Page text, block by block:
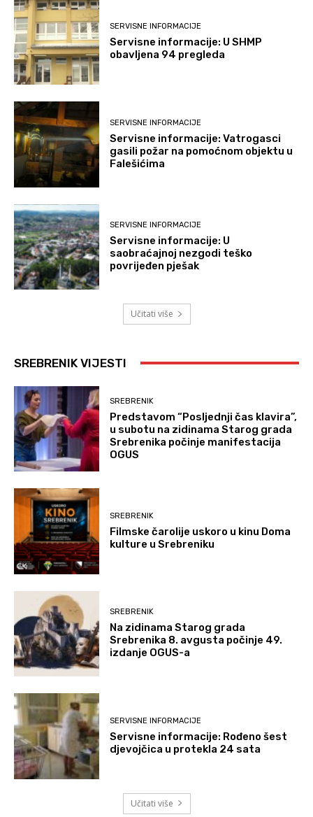
SERVISNE INFORMACIJE
Servisne informacije: U SHMP
obavljena 94 pregleda
SERVISNE INFORMACIJE
Servisne informacije: Vatrogasci
gasili požar na pomoćnom objektu u
Falešićima
SERVISNE INFORMACIJE
Servisne informacije: U
saobraćajnoj nezgodi teško
povrijeđen pješak
Učitati više
SREBRENIK VIJESTI
SREBRENIK
Predstavom “Posljednji čas klavira”,
u subotu na zidinama Starog grada
Srebrenika počinje manifestacija
OGUS
SREBRENIK
Filmske čarolije uskoro u kinu Doma
kulture u Srebreniku
SREBRENIK
Na zidinama Starog grada
Srebrenika 8. avgusta počinje 49.
izdanje OGUS-a
SERVISNE INFORMACIJE
Servisne informacije: Rođeno šest
djevojčica u protekla 24 sata
Učitati više